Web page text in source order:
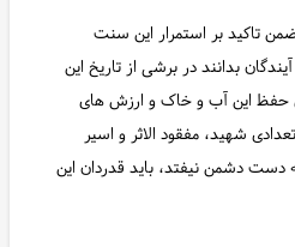
تاکید بر استمرار این سنت
بدانند در برشی از تاریخ این
حفظ این آب و خاک و ارزش های
شهید، مفقود الاثر و اسیر
دشمن نیفتد، باید قدردان این